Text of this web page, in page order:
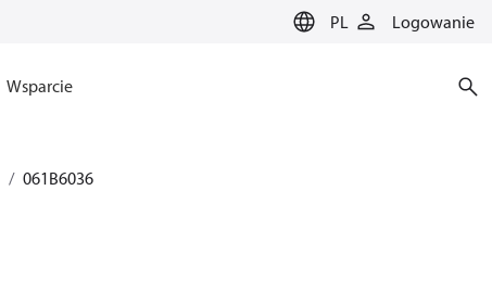
PL Logowanie
Wsparcie
061B6036